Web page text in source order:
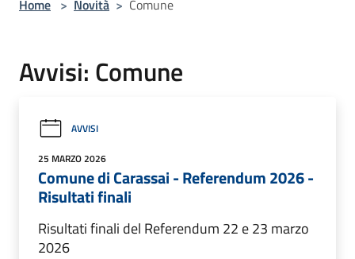
Home > Novità > Comune
Avvisi: Comune
AVVISI
25 MARZO 2026
Comune di Carassai - Referendum 2026 -
Risultati finali
Risultati finali del Referendum 22 e 23 marzo
2026